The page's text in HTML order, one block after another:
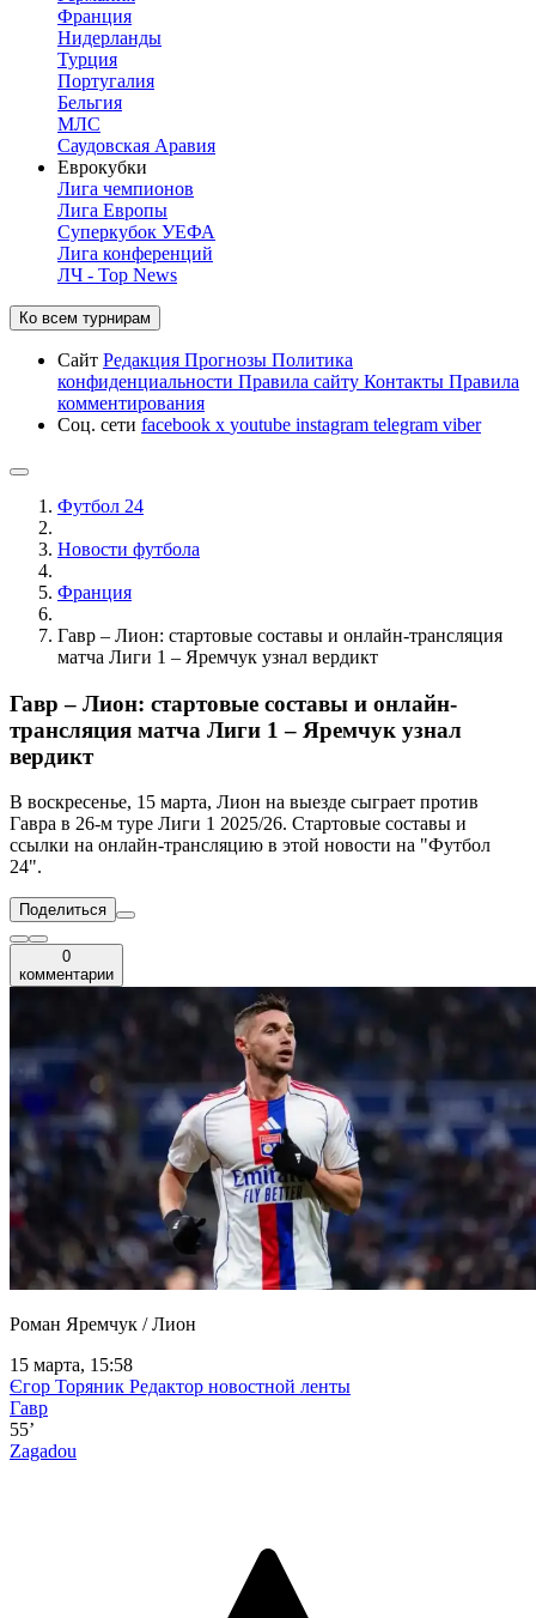
Франция
Нидерланды
Турция
Португалия
Бельгия
МЛС
Саудовская Аравия
Еврокубки
Лига чемпионов
Лига Европы
Суперкубок УЕФА
Лига конференций
ЛЧ - Top News
Ко всем турнирам
Сайт Редакция Прогнозы Политика
конфиденциальности Правила сайту Контакты Правила
комментирования
Соц. сети facebook x youtube instagram telegram viber
Футбол 24
Новости футбола
Франция
Гавр – Лион: стартовые составы и онлайн-трансляция
матча Лиги 1 – Яремчук узнал вердикт
Гавр – Лион: стартовые составы и онлайн-
трансляция матча Лиги 1 – Яремчук узнал
вердикт
В воскресенье, 15 марта, Лион на выезде сыграет против
Гавра в 26-м туре Лиги 1 2025/26. Стартовые составы и
ссылки на онлайн-трансляцию в этой новости на "Футбол
24".
Поделиться
0
комментарии
Роман Яремчук / Лион
15 марта, 15:58
Єгор Торяник Редактор новостной ленты
Гавр
55’
Zagadou